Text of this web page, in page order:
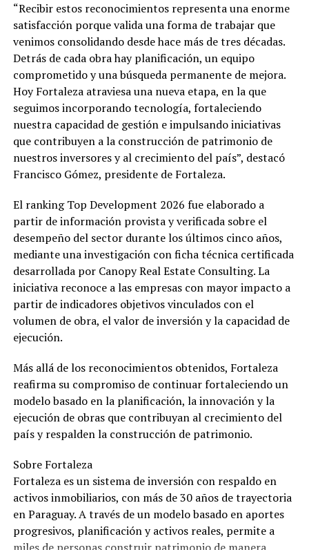
“Recibir estos reconocimientos representa una enorme
satisfacción porque valida una forma de trabajar que
venimos consolidando desde hace más de tres décadas.
Detrás de cada obra hay planificación, un equipo
comprometido y una búsqueda permanente de mejora.
Hoy Fortaleza atraviesa una nueva etapa, en la que
seguimos incorporando tecnología, fortaleciendo
nuestra capacidad de gestión e impulsando iniciativas
que contribuyen a la construcción de patrimonio de
nuestros inversores y al crecimiento del país”, destacó
Francisco Gómez, presidente de Fortaleza.
El ranking Top Development 2026 fue elaborado a
partir de información provista y verificada sobre el
desempeño del sector durante los últimos cinco años,
mediante una investigación con ficha técnica certificada
desarrollada por Canopy Real Estate Consulting. La
iniciativa reconoce a las empresas con mayor impacto a
partir de indicadores objetivos vinculados con el
volumen de obra, el valor de inversión y la capacidad de
ejecución.
Más allá de los reconocimientos obtenidos, Fortaleza
reafirma su compromiso de continuar fortaleciendo un
modelo basado en la planificación, la innovación y la
ejecución de obras que contribuyan al crecimiento del
país y respalden la construcción de patrimonio.
Sobre Fortaleza
Fortaleza es un sistema de inversión con respaldo en
activos inmobiliarios, con más de 30 años de trayectoria
en Paraguay. A través de un modelo basado en aportes
progresivos, planificación y activos reales, permite a